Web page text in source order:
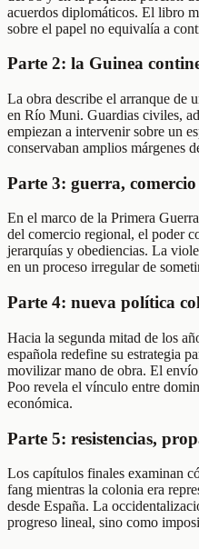
acuerdos diplomáticos. El libro
sobre el papel no equivalía a
Parte 2: la Guinea
La obra describe el arranque de
en Río Muni. Guardias civiles,
empiezan a intervenir sobre un
conservaban amplios márgenes
Parte 3: guerra,
En el marco de la Primera
del comercio regional, el poder
jerarquías y obediencias. La
en un proceso irregular de
Parte 4: nueva política
Hacia la segunda mitad de los
española redefine su estrategia
movilizar mano de obra. El
Poo revela el vínculo entre
económica.
Parte 5: resistencias,
Los capítulos finales examinan
fang mientras la colonia era
desde España. La
progreso lineal, sino como